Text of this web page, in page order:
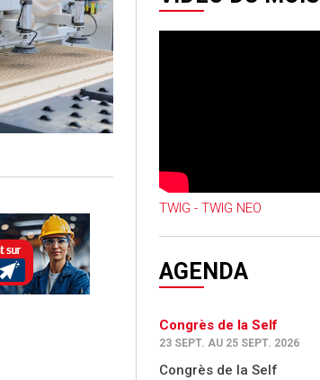
TWIG - TWIG NEO
AGENDA
Congrès de la Self
23 SEPT. AU 25 SEPT. 2026
Congrès de la Self